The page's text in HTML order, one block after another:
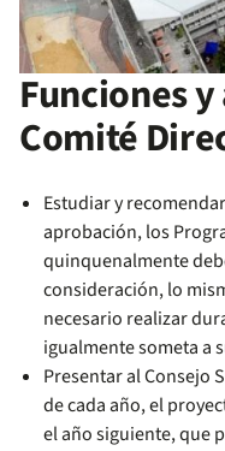
Funciones
Comité
Estudiar y
aprobación, los
quinquenalmente
consideración, lo
necesario realizar
igualmente someta a
Presentar al Consejo
de cada año, el
el año siguiente, que